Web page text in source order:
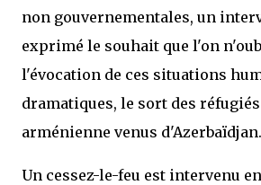
non gouvernementales, un
exprimé le souhait que l'on
l'évocation de ces situations
dramatiques, le sort des
arménienne venus d'Azerbaïdjan.
Un cessez-le-feu est intervenu